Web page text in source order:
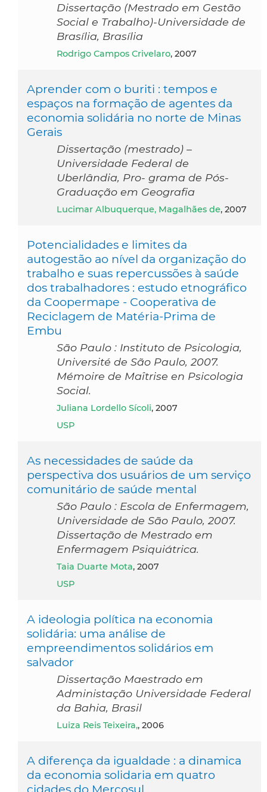
Dissertação (Mestrado em Gestão
Social e Trabalho)-Universidade de
Brasília, Brasília
Rodrigo Campos Crivelaro, 2007
Aprender com o buriti : tempos e
espaços na formação de agentes da
economia solidária no norte de Minas
Gerais
Dissertação (mestrado) –
Universidade Federal de
Uberlândia, Pro- grama de Pós-
Graduação em Geografia
Lucimar Albuquerque, Magalhães de, 2007
Potencialidades e limites da
autogestão ao nível da organização do
trabalho e suas repercussões à saúde
dos trabalhadores : estudo etnográfico
da Coopermape - Cooperativa de
Reciclagem de Matéria-Prima de
Embu
São Paulo : Instituto de Psicologia,
Université de São Paulo, 2007.
Mémoire de Maîtrise en Psicologia
Social.
Juliana Lordello Sícoli, 2007
USP
As necessidades de saúde da
perspectiva dos usuários de um serviço
comunitário de saúde mental
São Paulo : Escola de Enfermagem,
Universidade de São Paulo, 2007.
Dissertação de Mestrado em
Enfermagem Psiquiátrica.
Taia Duarte Mota, 2007
USP
A ideologia política na economia
solidária: uma análise de
empreendimentos solidários em
salvador
Dissertação Maestrado em
Administação Universidade Federal
da Bahia, Brasil
Luiza Reis Teixeira,, 2006
A diferença da igualdade : a dinamica
da economia solidaria em quatro
cidades do Mercosul